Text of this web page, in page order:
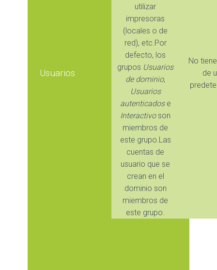
Usuarios
utilizar
impresoras
(locales o de
red), etc.Por
defecto, los
grupos Usuarios
de dominio,
Usuarios
autenticadose
Interactivoson
miembros de
este grupo.Las
cuentas de
usuario que se
crean en el
dominio son
miembros de
este grupo.
No
de